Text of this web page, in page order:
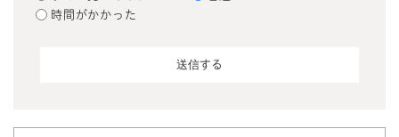
時間がかかった